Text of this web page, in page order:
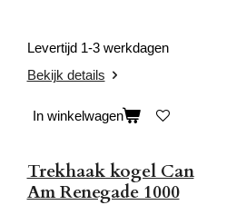
Levertijd 1-3 werkdagen
Bekijk details
In winkelwagen
Trekhaak kogel Can
Am Renegade 1000